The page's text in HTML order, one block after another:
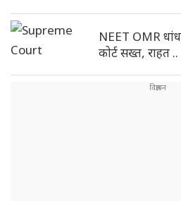
NEET OMR
कोर्ट सख्त, राहत ..